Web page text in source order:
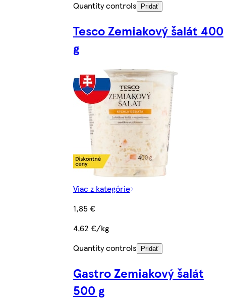
Quantity controls
Pridať
Tesco Zemiakový šalát 400
g
Viac z kategórie
1,85 €
4,62 €/kg
Quantity controls
Pridať
Gastro Zemiakový šalát
500 g